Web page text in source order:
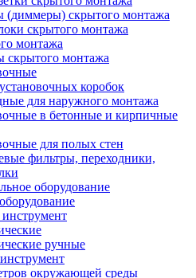
(диммеры) скрытого монтажа
скрытого монтажа
монтажа
скрытого монтажа
коробок
для наружного монтажа
в бетонные и кирпичные
для полых стен
фильтры, переходники,
оборудование
ручные
окружающей среды